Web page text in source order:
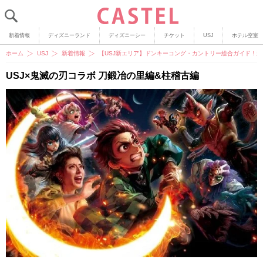
新着情報 ディズニーランド ディズニーシー チケット USJ ホテル空室
ホーム USJ 新着情報 【USJ新エリア】ドンキーコング・カントリー総合ガイド！
USJ×鬼滅の刃コラボ 刀鍛冶の里編&柱稽古編